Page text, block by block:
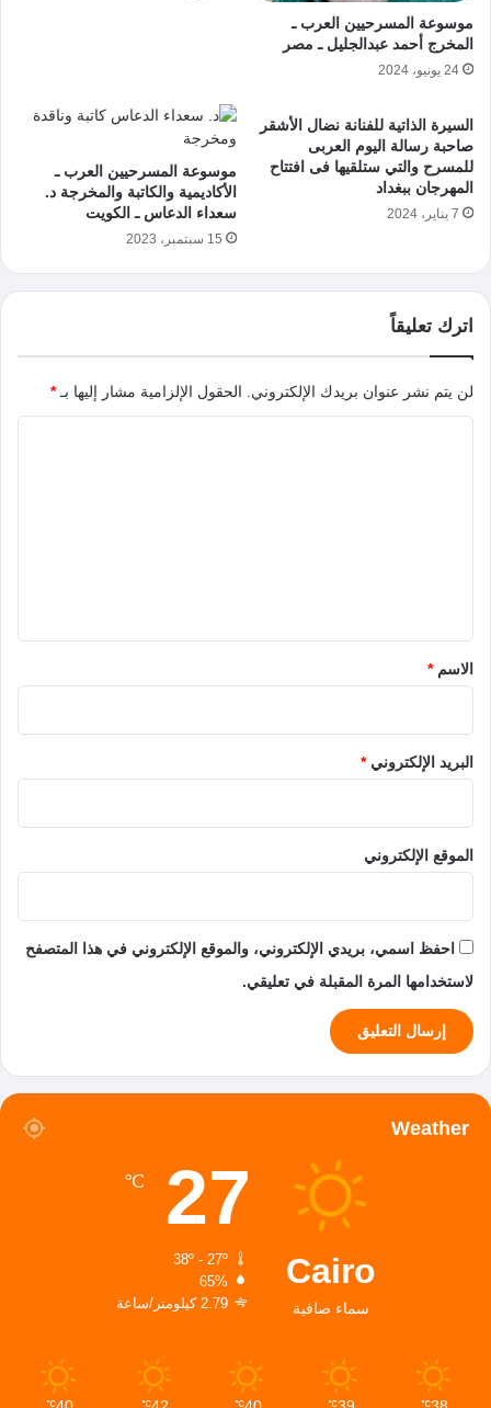
موسوعة المسرحيين العرب ـ
المخرج أحمد عبدالجليل ـ مصر
24 يونيو، 2024
السيرة الذاتية للفنانة نضال الأشقر
صاحبة رسالة اليوم العربى
للمسرح والتي ستلقيها فى افتتاح
المهرجان ببغداد
7 يناير، 2024
موسوعة المسرحيين العرب ـ
الأكاديمية والكاتبة والمخرجة د.
سعداء الدعاس ـ الكويت
15 سبتمبر، 2023
اترك تعليقاً
لن يتم نشر عنوان بريدك الإلكتروني. الحقول الإلزامية مشار إليها بـ*
*الاسم*
البريد الإلكتروني*
الموقع الإلكتروني
احفظ اسمي، بريدي الإلكتروني، والموقع الإلكتروني في هذا المتصفح
لاستخدامها المرة المقبلة في تعليقي.
Weather
Cairo
سماء صافية
27
℃
38º - 27º
65%
2.79 كيلومتر/ساعة
℃
℃
℃
℃
℃